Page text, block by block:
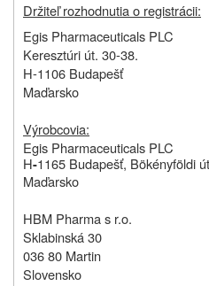
Držiteľ rozhodnutia o registrácii:
Egis Pharmaceuticals PLC
Keresztúri út. 30-38.
H-1106 Budapešť
Maďarsko
Výrobcovia:
Egis Pharmaceuticals PLC
H-1165 Budapešť, Bökényföldi
Maďarsko
HBM Pharma s r.o.
Sklabinská 30
036 80 Martin
Slovensko